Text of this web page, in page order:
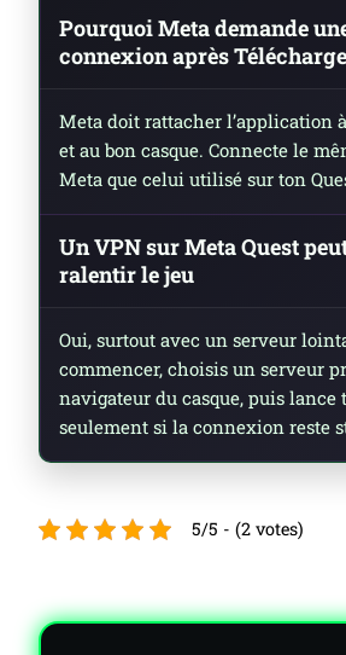
Pourquoi Meta demande
connexion après
Meta doit rattacher l’application
et au bon casque. Connecte le
Meta que celui utilisé sur ton
Un VPN sur Meta Quest
ralentir le jeu
Oui, surtout avec un serveur
commencer, choisis un serveur
navigateur du casque, puis lance
seulement si la connexion reste
5/5 - (2 votes)